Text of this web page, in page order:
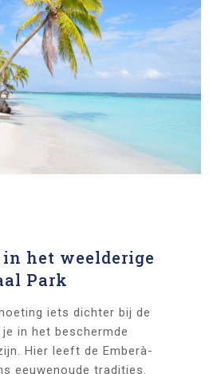
in het weelderige
Park
iets dichter bij de
in het beschermde
Hier leeft de Emberà-
eeuwenoude tradities.